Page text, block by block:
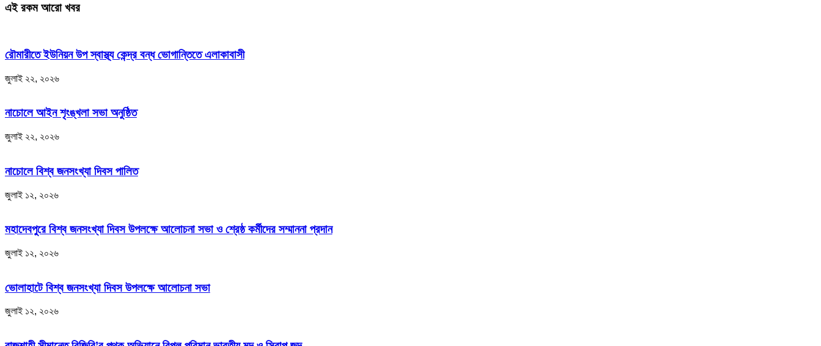
এই রকম আরো খবর
রৌমারীতে ইউনিয়ন উপ স্বাস্থ্য কেন্দ্র বন্ধ ভোগান্তিতে এলাকাবাসী
জুলাই ২২, ২০২৬
নাচোলে আইন শৃংঙ্খলা সভা অনুষ্ঠিত
জুলাই ২২, ২০২৬
নাচোলে বিশ্ব জনসংখ্যা দিবস পালিত
জুলাই ১২, ২০২৬
মহাদেবপুরে বিশ্ব জনসংখ্যা দিবস উপলক্ষে আলোচনা সভা ও শ্রেষ্ঠ কর্মীদের সম্মাননা প্রদান
জুলাই ১২, ২০২৬
ভোলাহাটে বিশ্ব জনসংখ্যা দিবস উপলক্ষে আলোচনা সভা
জুলাই ১২, ২০২৬